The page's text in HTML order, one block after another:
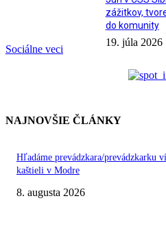
Sociálne veci
zážitkov,
do komunity
19. júla 2026
NAJNOVŠIE ČLÁNKY
Hľadáme prevádzkara/prevádzkarku
kaštieli v Modre
8. augusta 2026